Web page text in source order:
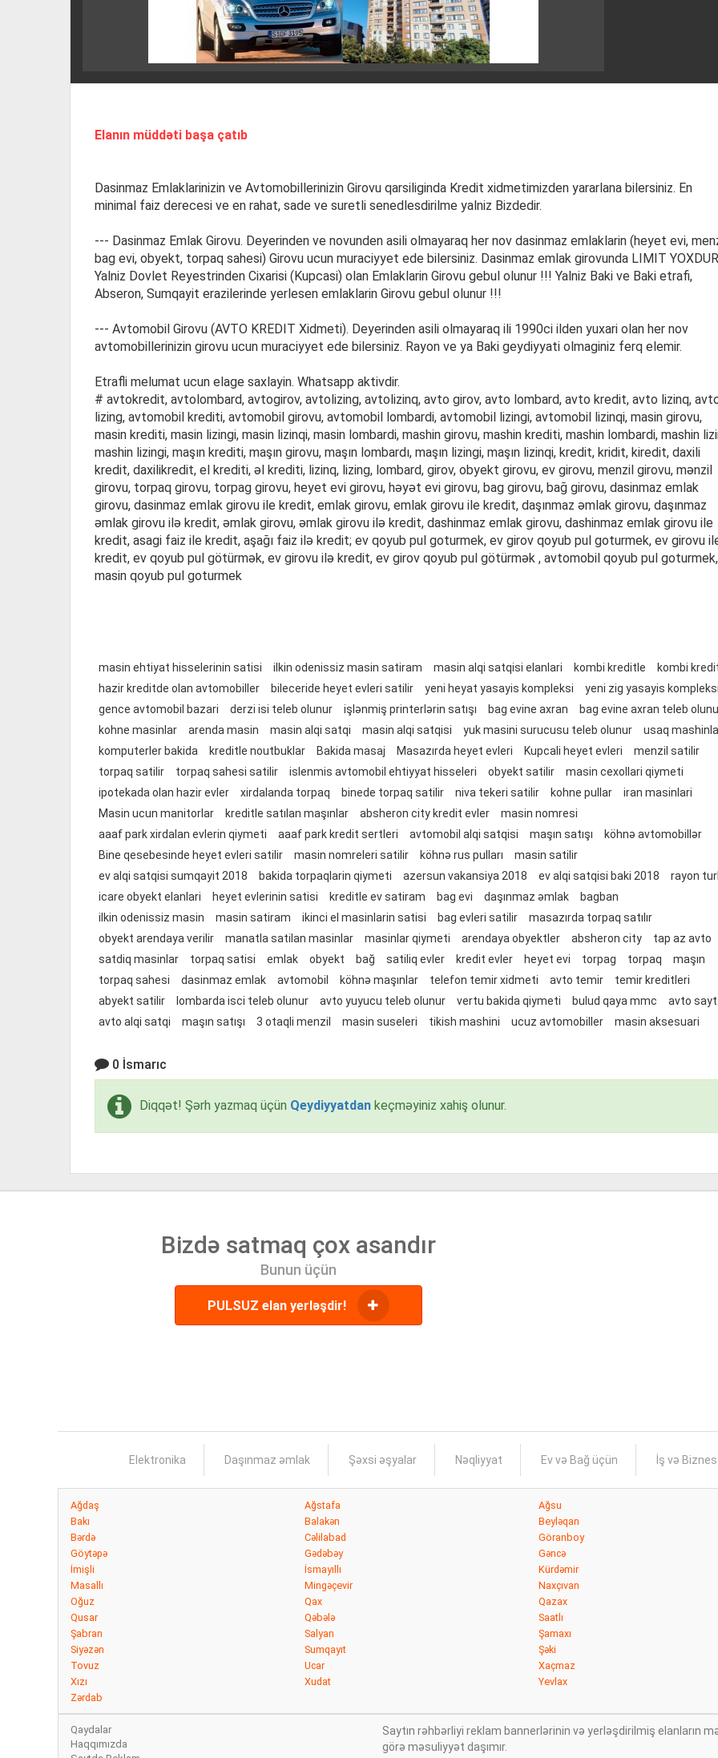
Elanın müddəti başa çatıb
Dasinmaz Emlaklarinizin ve Avtomobillerinizin Girovu qarsiliginda Kredit xidmetimizden yararlana bilersiniz. En
minimal faiz derecesi ve en rahat, sade ve suretli senedlesdirilme yalniz Bizdedir.
--- Dasinmaz Emlak Girovu. Deyerinden ve novunden asili olmayaraq her nov dasinmaz emlaklarin (heyet evi,
bag evi, obyekt, torpaq sahesi) Girovu ucun muraciyyet ede bilersiniz. Dasinmaz emlak girovunda LIMIT
Yalniz Dovlet Reyestrinden Cixarisi (Kupcasi) olan Emlaklarin Girovu gebul olunur !!! Yalniz Baki ve Baki etrafi,
Abseron, Sumqayit erazilerinde yerlesen emlaklarin Girovu gebul olunur !!!
--- Avtomobil Girovu (AVTO KREDIT Xidmeti). Deyerinden asili olmayaraq ili 1990ci ilden yuxari olan her nov
avtomobillerinizin girovu ucun muraciyyet ede bilersiniz. Rayon ve ya Baki geydiyyati olmaginiz ferq elemir.
Etrafli melumat ucun elage saxlayin. Whatsapp aktivdir.
# avtokredit, avtolombard, avtogirov, avtolizing, avtolizinq, avto girov, avto lombard, avto kredit, avto lizinq,
lizing, avtomobil krediti, avtomobil girovu, avtomobil lombardi, avtomobil lizingi, avtomobil lizinqi, masin girovu,
masin krediti, masin lizingi, masin lizinqi, masin lombardi, mashin girovu, mashin krediti, mashin lombardi, mashin
mashin lizingi, maşın krediti, maşın girovu, maşın lombardı, maşın lizingi, maşın lizinqi, kredit, kridit, kiredit, daxili
kredit, daxilikredit, el krediti, əl krediti, lizinq, lizing, lombard, girov, obyekt girovu, ev girovu, menzil girovu, mənzil
girovu, torpaq girovu, torpag girovu, heyet evi girovu, həyət evi girovu, bag girovu, bağ girovu, dasinmaz emlak
girovu, dasinmaz emlak girovu ile kredit, emlak girovu, emlak girovu ile kredit, daşınmaz əmlak girovu, daşınmaz
əmlak girovu ilə kredit, əmlak girovu, əmlak girovu ilə kredit, dashinmaz emlak girovu, dashinmaz emlak girovu ile
kredit, asagi faiz ile kredit, aşağı faiz ilə kredit; ev qoyub pul goturmek, ev girov qoyub pul goturmek, ev girovu
kredit, ev qoyub pul götürmək, ev girovu ilə kredit, ev girov qoyub pul götürmək , avtomobil qoyub pul goturmek,
masin qoyub pul goturmek
masin ehtiyat hisselerinin satisi ilkin odenissiz masin satiram masin alqi satqisi elanlari kombi kreditle
kombi
hazir kreditde olan avtomobiller
bileceride heyet evleri satilir yeni heyat yasayis kompleksi
yeni zig yasayis kompleksi
gence avtomobil bazari
derzi isi teleb olunur işlənmiş printerlərin satışı bag evine axran
bag evine axran teleb
kohne masinlar
arenda masin masin alqi satqi masin alqi satqisi yuk masini surucusu teleb olunur
usaq
komputerler bakida
kreditle noutbuklar Bakida masaj Masazırda heyet evleri Kupcali heyet evleri
menzil satilir
torpaq satilir
torpaq sahesi satilir islenmis avtomobil ehtiyyat hisseleri obyekt satilir
masin cexollari qiymeti
ipotekada olan hazir evler
xirdalanda torpaq binede torpaq satilir niva tekeri satilir kohne pullar
iran masinlari
Masin ucun manitorlar
kreditle satılan maşınlar absheron city kredit evler
masin nomresi
aaaf park xirdalan evlerin qiymeti
aaaf park kredit sertleri avtomobil alqi satqisi maşın satışı
köhnə avtomobillər
Bine qesebesinde heyet evleri satilir
masin nomreleri satilir köhnə rus pulları
masin satilir
ev alqi satqisi sumqayit 2018
bakida torpaqlarin qiymeti azersun vakansiya 2018 ev alqi satqisi baki 2018
rayon
icare obyekt elanlari
heyet evlerinin satisi kreditle ev satiram bag evi daşınmaz əmlak
bagban
ilkin odenissiz masin
masin satiram ikinci el masinlarin satisi bag evleri satilir
masazırda torpaq satılır
obyekt arendaya verilir
manatla satilan masinlar masinlar qiymeti arendaya obyektler absheron city
tap az avto
satdiq masinlar
torpaq satisi emlak obyekt bağ satiliq evler kredit evler heyet evi torpag torpaq
maşın
torpaq sahesi
dasinmaz emlak avtomobil köhnə maşınlar telefon temir xidmeti avto temir
temir kreditleri
abyekt satilir
lombarda isci teleb olunur avto yuyucu teleb olunur vertu bakida qiymeti bulud qaya mmc
avto sayt
avto alqi satqi
maşın satışı 3 otaqli menzil masin suseleri tikish mashini ucuz avtomobiller masin aksesuari
0 İsmarıc
Diqqət! Şərh yazmaq üçün Qeydiyyatdan keçməyiniz xahiş olunur.
Bizdə satmaq çox asandır
Bunun üçün
PULSUZ elan yerləşdir!
Elektronika Daşınmaz əmlak Şəxsi əşyalar Nəqliyyat Ev və Bağ üçün İş və
Ağdaş Ağstafa Ağsu
Bakı
Balakən Beyləqan
Bərdə
Cəlilabad Göranboy
Göytəpə
Gədəbəy Gəncə
İmişli
İsmayıllı Kürdəmir
Masallı
Mingəçevir Naxçıvan
Oğuz
Qax Qazax
Qusar
Qəbələ Saatlı
Şabran
Salyan Şamaxı
Siyəzən
Sumqayıt Şəki
Tovuz
Ucar Xaçmaz
Xızı
Xudat Yevlax
Zərdab
Qaydalar
Haqqımızda
Saytın rəhbərliyi reklam bannerlərinin və yerləşdirilmiş elanların
görə məsuliyyət daşımır.